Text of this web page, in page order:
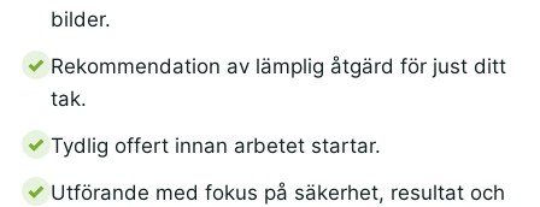
bilder.
Rekommendation av lämplig åtgärd för just ditt
tak.
Tydlig offert innan arbetet startar.
Utförande med fokus på säkerhet, resultat och